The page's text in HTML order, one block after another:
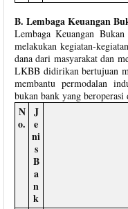
B. Lembaga Keuangan
Lembaga Keuangan
melakukan kegiatan-
dana dari masyarakat dan
LKBB didirikan bertujuan
membantu permodalan
bukan bank yang
N
o.
J
e
ni
s
B
a
n
k